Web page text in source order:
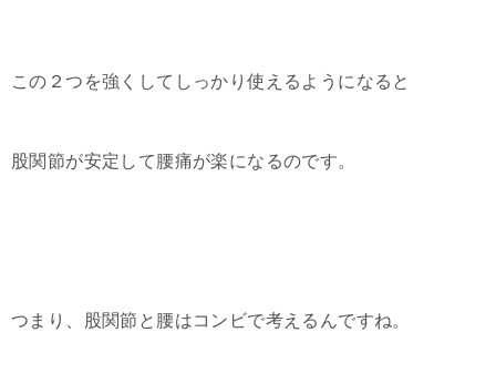
この２つを強くしてしっかり使えるようになると
股関節が安定して腰痛が楽になるのです。
つまり、股関節と腰はコンビで考えるんですね。